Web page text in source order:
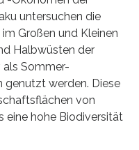
untersuchen die
Großen und Kleinen
Halbwüsten der
als Sommer-
genutzt werden. Diese
von
eine hohe Biodiversität